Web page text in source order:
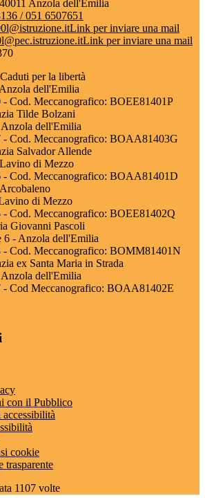
Anzola dell'Emilia
/ 051 6507651
Link per inviare una mail
Link per inviare una mail
per la libertà
dell'Emilia
- Cod. Meccanografico: BOEE81401P
Tilde Bolzani
dell'Emilia
- Cod. Meccanografico: BOAA81403G
Salvador Allende
di Mezzo
- Cod. Meccanografico: BOAA81401D
di Mezzo
- Cod. Meccanografico: BOEE81402Q
Giovanni Pascoli
- Anzola dell'Emilia
- Cod. Meccanografico: BOMM81401N
ex Santa Maria in Strada
dell'Emilia
- Cod Meccanografico: BOAA81402E
con il Pubblico
cookie
trasparente
1107 volte